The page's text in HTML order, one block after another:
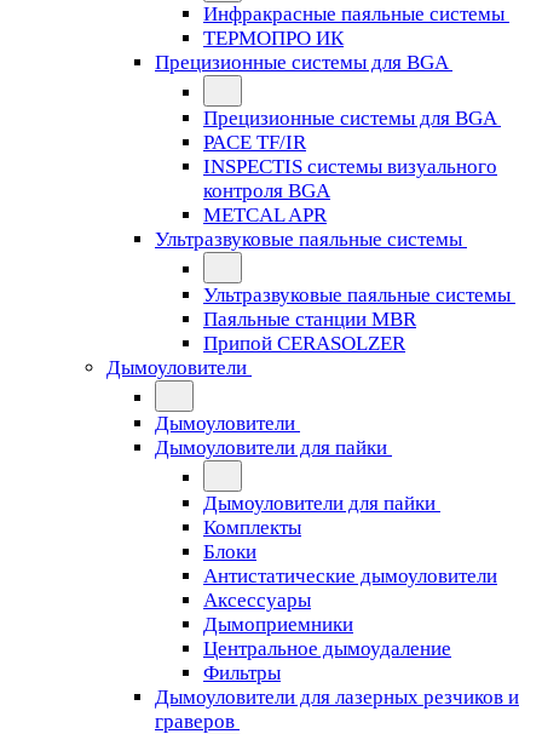
Инфракрасные паяльные системы
ТЕРМОПРО ИК
Прецизионные системы для BGA
Прецизионные системы для BGA
PACE TF/IR
INSPECTIS системы визуального
контроля BGA
METCAL APR
Ультразвуковые паяльные системы
Ультразвуковые паяльные системы
Паяльные станции MBR
Припой CERASOLZER
Дымоуловители
Дымоуловители
Дымоуловители для пайки
Дымоуловители для пайки
Комплекты
Блоки
Антистатические дымоуловители
Аксессуары
Дымоприемники
Центральное дымоудаление
Фильтры
Дымоуловители для лазерных резчиков и
граверов